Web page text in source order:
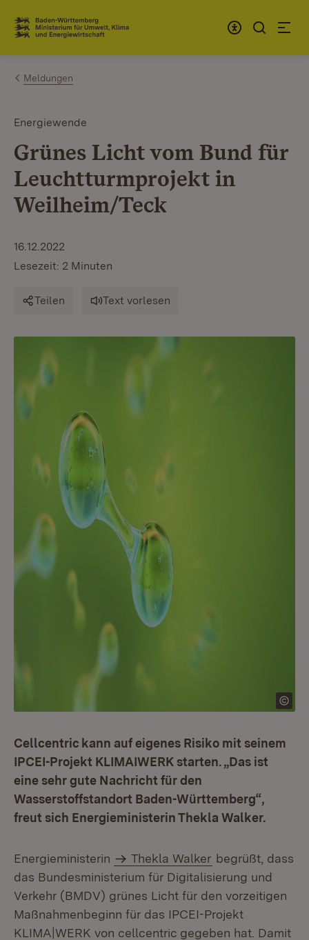
Zum Inhalt springen
Link zur Startseite
Meldungen
Energiewende
Grünes Licht vom Bund für
Leuchtturmprojekt in
Weilheim/Teck
16.12.2022
Lesezeit: 2 Minuten
Teilen Text vorlesen
Cellcentric kann auf eigenes Risiko mit seinem
IPCEI-Projekt KLIMAIWERK starten. „Das ist
eine sehr gute Nachricht für den
Wasserstoffstandort Baden-Württemberg“,
freut sich Energieministerin Thekla Walker.
Energieministerin Thekla Walker begrüßt, dass
das Bundesministerium für Digitalisierung und
Verkehr (BMDV) grünes Licht für den vorzeitigen
Maßnah­menbeginn für das IPCEI-Projekt
KLIMA|WERK von cellcentric gegeben hat. Damit